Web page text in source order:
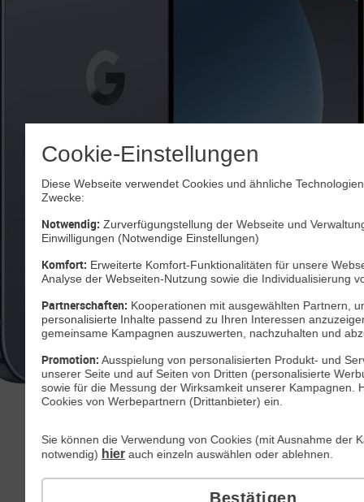
99
Cookie-Einstellungen
Diese Webseite verwendet Cookies und ähnliche
Zwecke:
Notwendig: Zurverfügungstellung der Webseite und
Einwilligungen (Notwendige Einstellungen)
Komfort: Erweiterte Komfort-Funktionalitäten für unsere
Analyse der Webseiten-Nutzung sowie die Individualisierung
Partnerschaften: Kooperationen mit ausgewählten Partnern,
personalisierte Inhalte passend zu Ihren Interessen
gemeinsame Kampagnen auszuwerten, nachzuhalten und
Promotion: Ausspielung von personalisierten Produkt- und
unserer Seite und auf Seiten von Dritten (personalisierte
sowie für die Messung der Wirksamkeit unserer Kampagnen.
Cookies von Werbepartnern (Drittanbieter) ein.
Sie können die Verwendung von Cookies (mit Ausnahme der
notwendig) hierauch einzeln auswählen oder ablehnen.
Bestätigen